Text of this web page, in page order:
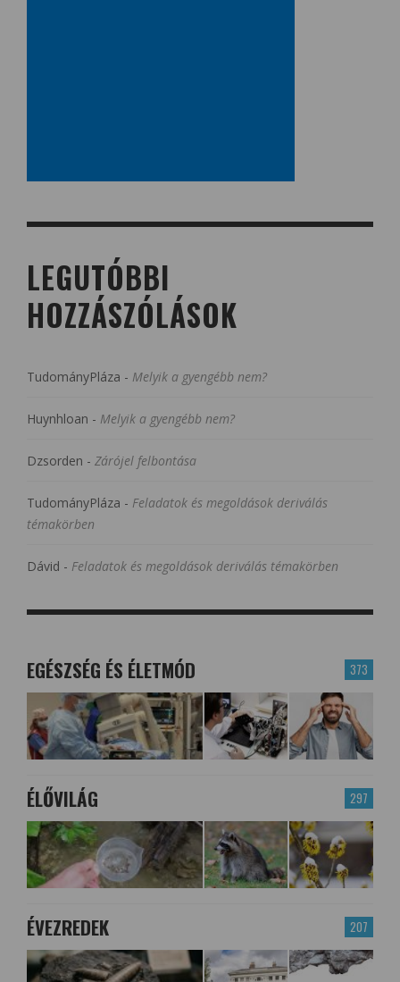
LEGUTÓBBI
HOZZÁSZÓLÁSOK
TudományPláza - Melyik a gyengébb nem?
Huynhloan - Melyik a gyengébb nem?
Dzsorden - Zárójel felbontása
TudományPláza - Feladatok és megoldások deriválás
témakörben
Dávid - Feladatok és megoldások deriválás témakörben
373
EGÉSZSÉG ÉS ÉLETMÓD
297
ÉLŐVILÁG
207
ÉVEZREDEK